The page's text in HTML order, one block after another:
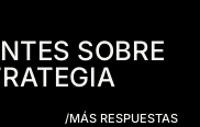
SOBRE
/MÁS RESPUESTAS